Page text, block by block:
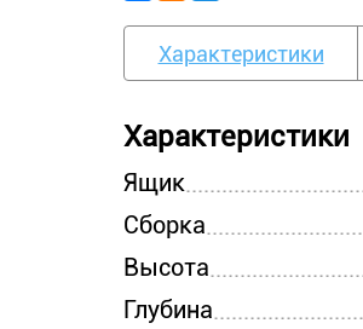
Характеристики
Характеристики
Ящик
Сборка
Высота
Глубина